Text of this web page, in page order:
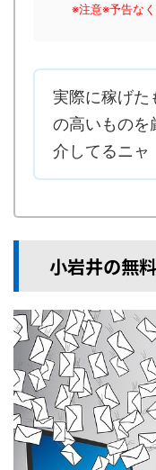
※注意※予告な
実際に稼げた
の高いものを
介してるニャ
小岩井の無